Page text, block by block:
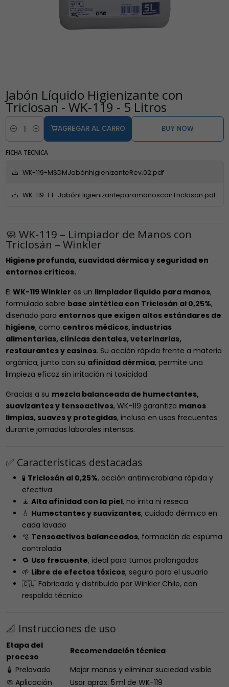
Jabón Líquido Higienizante con
Triclosan - WK-119 - 5 Litros
Cantidad
AGREGAR AL CARRO BUY NOW
FICHA TECNICA
WK-119-MSDMJabónhigienizanteRev.02.pdf
WK-119-FT-JabónHigienizanteparamanosconTriclosan.pdf
🧼 WK-119 – Limpiador de Manos con
Triclosán – Winkler
Higiene profunda, suavidad dérmica y seguridad en
entornos críticos.
El WK-119 Winkler es un limpiador líquido para manos,
formulado sobre base sintética con Triclosán al 0,25%,
diseñado para entornos que exigen altos estándares de
higiene, como centros médicos, industrias
alimentarias, clínicas dentales, veterinarias,
restaurantes y casinos. Su acción rápida frente a materia
orgánica, junto con su afinidad dérmica, permite una
limpieza eficaz sin irritación ni toxicidad.
Gracias a su mezcla balanceada de humectantes,
suavizantes y tensoactivos, WK-119 garantiza manos
limpias, suaves y protegidas, incluso en usos frecuentes
durante jornadas laborales intensas.
✅ Características destacadas
🧪 Triclosán al 0,25%, acción antimicrobiana rápida y
efectiva
🧘 Alta afinidad con la piel, no irrita ni reseca
💧 Humectantes y suavizantes, cuidado dérmico en
cada lavado
🫧 Tensoactivos balanceados, formación de espuma
controlada
🔁 Uso frecuente, ideal para turnos prolongados
🌱 Libre de efectos tóxicos, seguro para el usuario
🇨🇱 Fabricado y distribuido por Winkler Chile, con
respaldo técnico
📐 Instrucciones de uso
Etapa del
proceso
Recomendación técnica
🧴 Prelavado
Mojar manos y eliminar suciedad visible
🧼 Aplicación
Usar aprox. 5 ml de WK-119